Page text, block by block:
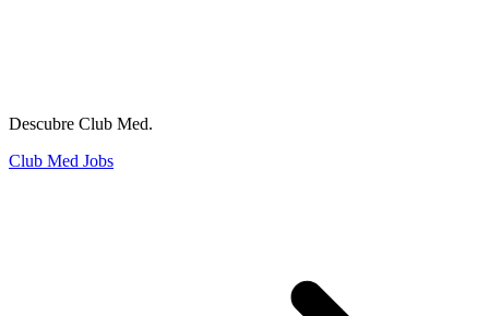
Descubre Club Med.
Club Med Jobs